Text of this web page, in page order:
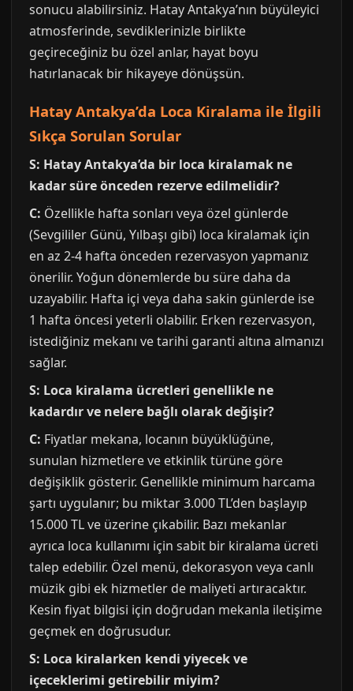
sonucu alabilirsiniz. Hatay Antakya’nın büyüleyici
atmosferinde, sevdiklerinizle birlikte
geçireceğiniz bu özel anlar, hayat boyu
hatırlanacak bir hikayeye dönüşsün.
Hatay Antakya’da Loca Kiralama ile İlgili
Sıkça Sorulan Sorular
S: Hatay Antakya’da bir loca kiralamak ne
kadar süre önceden rezerve edilmelidir?
C: Özellikle hafta sonları veya özel günlerde
(Sevgililer Günü, Yılbaşı gibi) loca kiralamak için
en az 2-4 hafta önceden rezervasyon yapmanız
önerilir. Yoğun dönemlerde bu süre daha da
uzayabilir. Hafta içi veya daha sakin günlerde ise
1 hafta öncesi yeterli olabilir. Erken rezervasyon,
istediğiniz mekanı ve tarihi garanti altına almanızı
sağlar.
S: Loca kiralama ücretleri genellikle ne
kadardır ve nelere bağlı olarak değişir?
C: Fiyatlar mekana, locanın büyüklüğüne,
sunulan hizmetlere ve etkinlik türüne göre
değişiklik gösterir. Genellikle minimum harcama
şartı uygulanır; bu miktar 3.000 TL’den başlayıp
15.000 TL ve üzerine çıkabilir. Bazı mekanlar
ayrıca loca kullanımı için sabit bir kiralama ücreti
talep edebilir. Özel menü, dekorasyon veya canlı
müzik gibi ek hizmetler de maliyeti artıracaktır.
Kesin fiyat bilgisi için doğrudan mekanla iletişime
geçmek en doğrusudur.
S: Loca kiralarken kendi yiyecek ve
içeceklerimi getirebilir miyim?